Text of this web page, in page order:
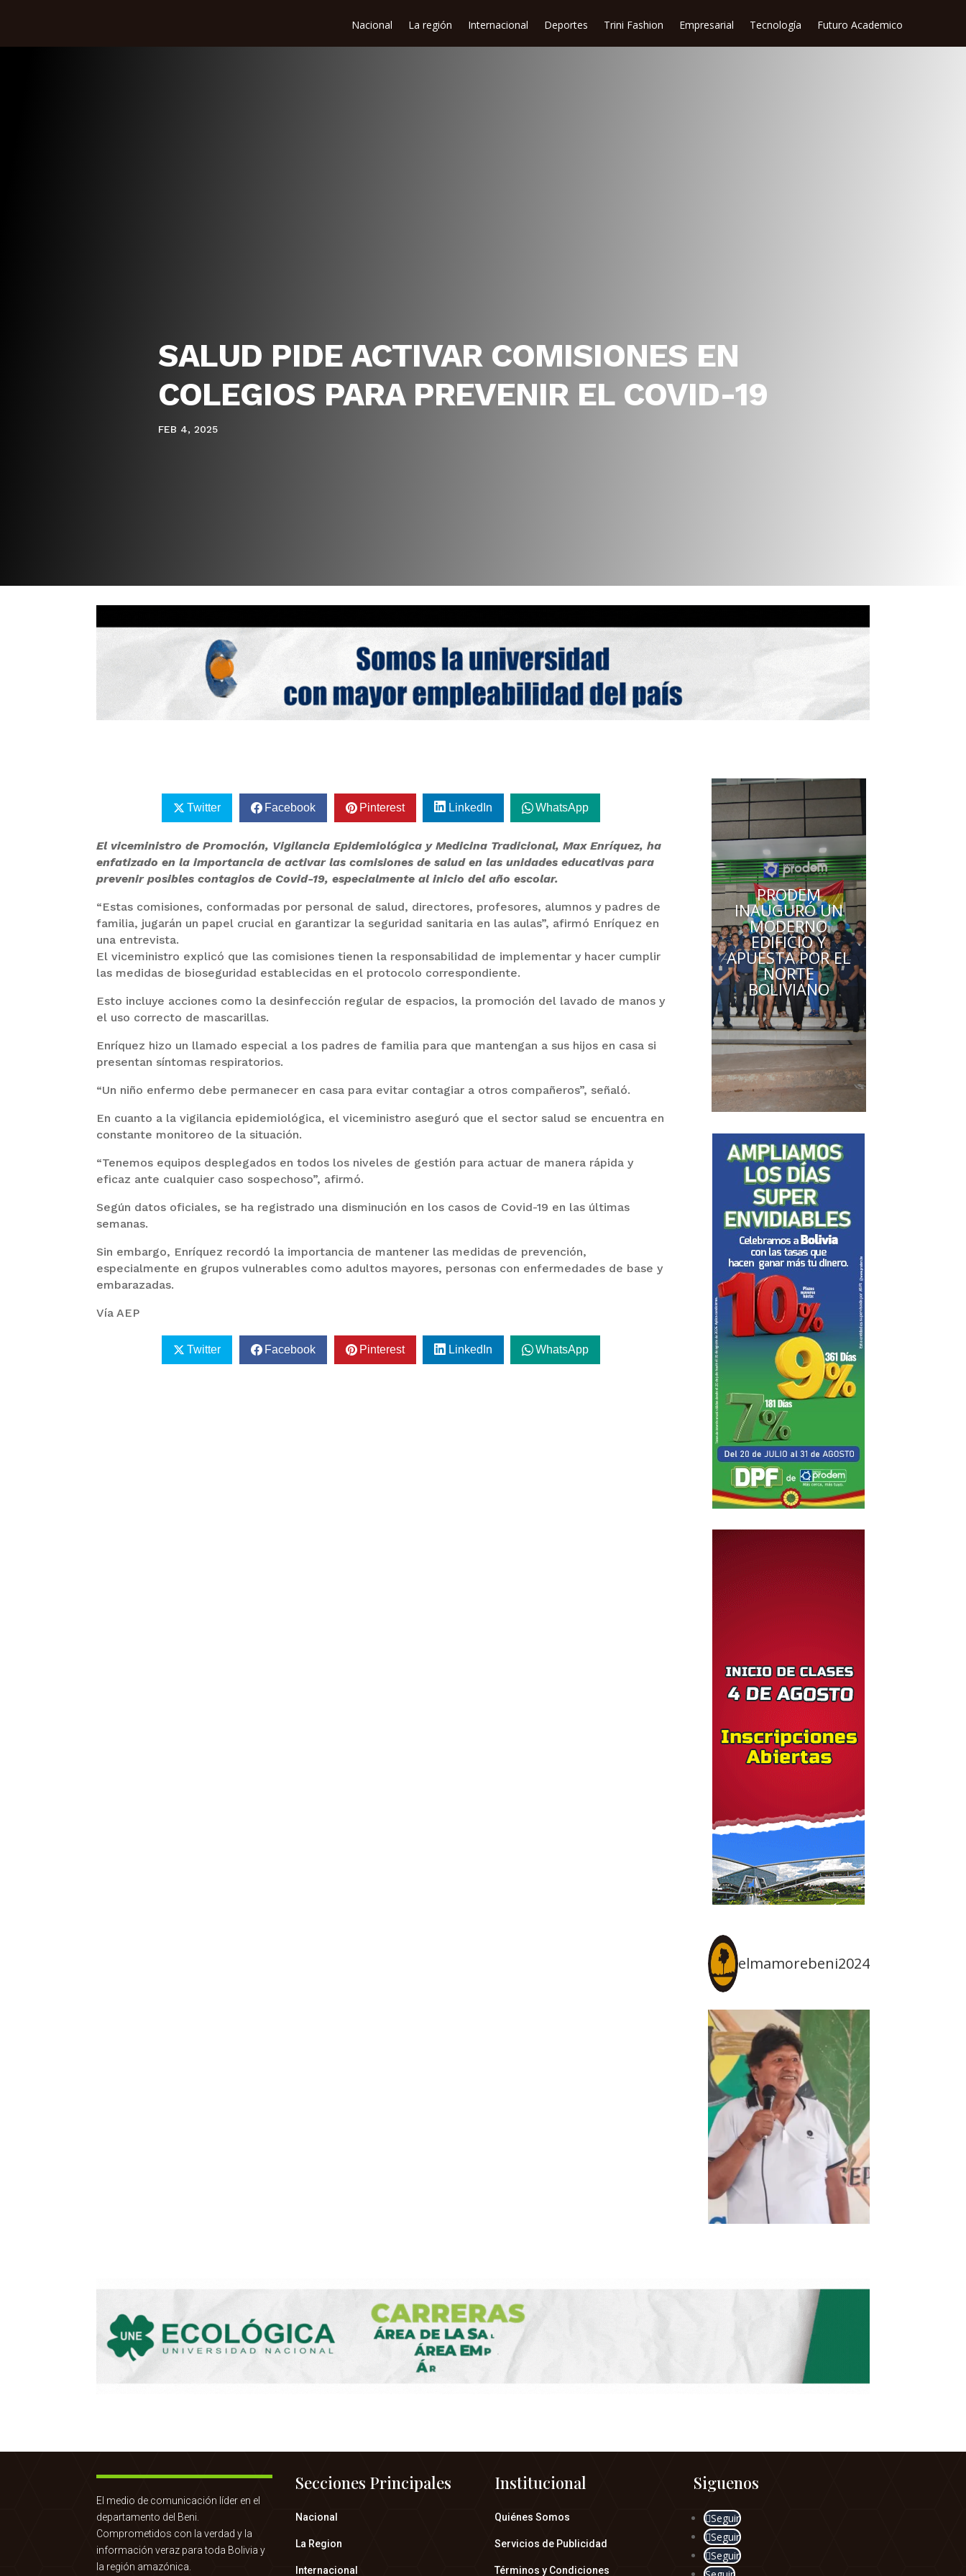
Nacional La región Internacional Deportes Trini Fashion Empresarial Tecnología Futuro Academico
SALUD PIDE ACTIVAR COMISIONES EN
COLEGIOS PARA PREVENIR EL COVID-19
FEB 4, 2025
Twitter Facebook Pinterest LinkedIn WhatsApp
El viceministro de Promoción, Vigilancia Epidemiológica y Medicina Tradicional, Max Enríquez, ha
enfatizado en la importancia de activar las comisiones de salud en las unidades educativas para
prevenir posibles contagios de Covid-19, especialmente al inicio del año escolar.
“Estas comisiones, conformadas por personal de salud, directores, profesores, alumnos y padres de
familia, jugarán un papel crucial en garantizar la seguridad sanitaria en las aulas”, afirmó Enríquez en
una entrevista.
El viceministro explicó que las comisiones tienen la responsabilidad de implementar y hacer cumplir
las medidas de bioseguridad establecidas en el protocolo correspondiente.
Esto incluye acciones como la desinfección regular de espacios, la promoción del lavado de manos y
el uso correcto de mascarillas.
Enríquez hizo un llamado especial a los padres de familia para que mantengan a sus hijos en casa si
presentan síntomas respiratorios.
“Un niño enfermo debe permanecer en casa para evitar contagiar a otros compañeros”, señaló.
En cuanto a la vigilancia epidemiológica, el viceministro aseguró que el sector salud se encuentra en
constante monitoreo de la situación.
“Tenemos equipos desplegados en todos los niveles de gestión para actuar de manera rápida y
eficaz ante cualquier caso sospechoso”, afirmó.
Según datos oficiales, se ha registrado una disminución en los casos de Covid-19 en las últimas
semanas.
Sin embargo, Enríquez recordó la importancia de mantener las medidas de prevención,
especialmente en grupos vulnerables como adultos mayores, personas con enfermedades de base y
embarazadas.
Vía AEP
Twitter Facebook Pinterest LinkedIn WhatsApp
PRODEM
INAUGURÓ UN
MODERNO
EDIFICIO Y
APUESTA POR EL
NORTE
BOLIVIANO
elmamorebeni2024
El medio de comunicación líder en el
departamento del Beni.
Comprometidos con la verdad y la
información veraz para toda Bolivia y
la región amazónica.
Secciones Principales
Nacional
La Region
Internacional
Institucional
Quiénes Somos
Servicios de Publicidad
Términos y Condiciones
Siguenos
Seguir
Seguir
Seguir